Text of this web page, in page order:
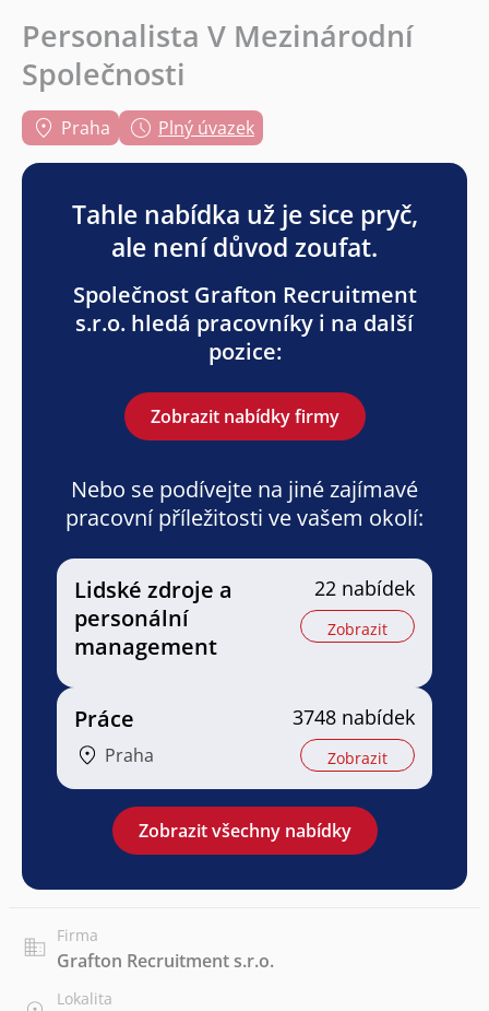
Personalista V Mezinárodní
Společnosti
Praha Plný úvazek
Tahle nabídka už je sice pryč,
ale není důvod zoufat.
Společnost Grafton Recruitment
s.r.o. hledá pracovníky i na další
pozice:
Zobrazit nabídky firmy
Nebo se podívejte na jiné zajímavé
pracovní příležitosti ve vašem okolí:
Lidské zdroje a
personální
management
22 nabídek
Zobrazit
Práce
Praha
3748 nabídek
Zobrazit
Zobrazit všechny nabídky
Firma
Grafton Recruitment s.r.o.
Lokalita